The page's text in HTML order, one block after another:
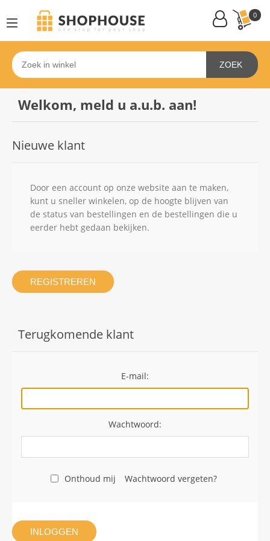
0
ZOEK
Welkom, meld u a.u.b. aan!
Nieuwe klant
Door een account op onze website aan te maken,
kunt u sneller winkelen, op de hoogte blijven van
de status van bestellingen en de bestellingen die u
eerder hebt gedaan bekijken.
REGISTREREN
Terugkomende klant
E-mail:
Wachtwoord:
Onthoud mij Wachtwoord vergeten?
INLOGGEN